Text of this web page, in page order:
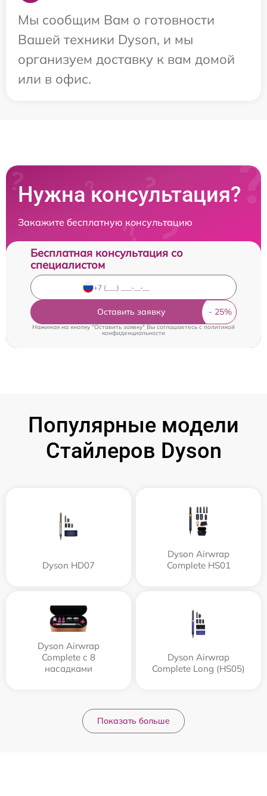
Мы сообщим Вам о готовности
Вашей техники Dyson, и мы
организуем доставку к вам домой
или в офис.
Нужна консультация?
Закажите бесплатную консультацию
Бесплатная консультация со
специалистом
Оставить заявку
Нажимая на кнопку "Оставить заявку" Вы соглашаетесь cполитикой
конфиденциальности
Популярные модели
Стайлеров Dyson
Dyson HD07
Dyson Airwrap
Complete HS01
Dyson Airwrap
Complete с 8
насадками
Dyson Airwrap
Complete Long (HS05)
Показать больше